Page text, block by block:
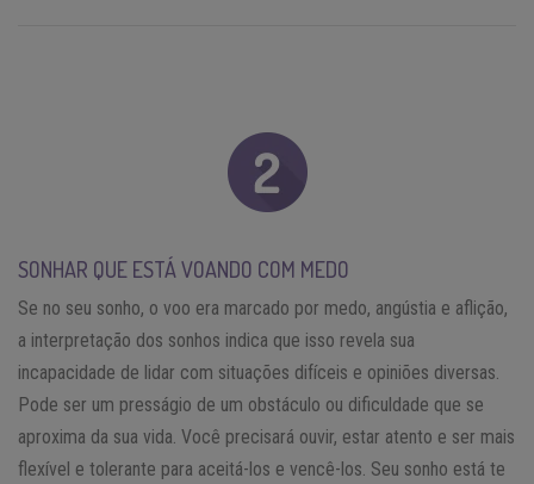
SONHAR QUE ESTÁ VOANDO COM MEDO
Se no seu sonho, o voo era marcado por medo, angústia e aflição,
a interpretação dos sonhos indica que isso revela sua
incapacidade de lidar com situações difíceis e opiniões diversas.
Pode ser um presságio de um obstáculo ou dificuldade que se
aproxima da sua vida. Você precisará ouvir, estar atento e ser mais
flexível e tolerante para aceitá-los e vencê-los. Seu sonho está te